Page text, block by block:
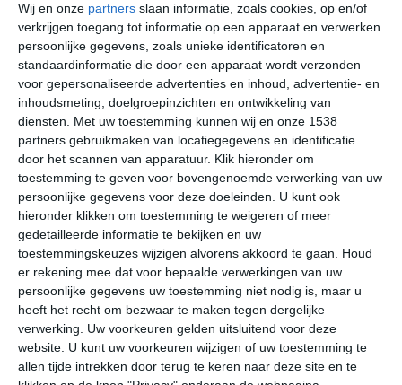
Wij en onze partners slaan informatie, zoals cookies, op en/of
verkrijgen toegang tot informatie op een apparaat en verwerken
persoonlijke gegevens, zoals unieke identificatoren en
standaardinformatie die door een apparaat wordt verzonden
voor gepersonaliseerde advertenties en inhoud, advertentie- en
inhoudsmeting, doelgroepinzichten en ontwikkeling van
diensten. Met uw toestemming kunnen wij en onze 1538
partners gebruikmaken van locatiegegevens en identificatie
door het scannen van apparatuur. Klik hieronder om
toestemming te geven voor bovengenoemde verwerking van uw
persoonlijke gegevens voor deze doeleinden. U kunt ook
hieronder klikken om toestemming te weigeren of meer
gedetailleerde informatie te bekijken en uw
toestemmingskeuzes wijzigen alvorens akkoord te gaan. Houd
er rekening mee dat voor bepaalde verwerkingen van uw
persoonlijke gegevens uw toestemming niet nodig is, maar u
heeft het recht om bezwaar te maken tegen dergelijke
verwerking. Uw voorkeuren gelden uitsluitend voor deze
website. U kunt uw voorkeuren wijzigen of uw toestemming te
allen tijde intrekken door terug te keren naar deze site en te
22°C
undefined
25° 19°
ma
26° 20°
di
26° 20°
wo
31° 19° 33°
25°C 25°C 23°C
14:00 17:00 20:00 23:00 02:00
14:00 17:00 20:00 23:00 02:00